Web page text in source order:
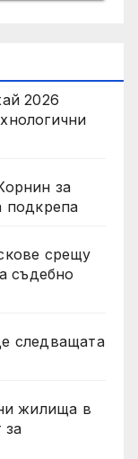
2026
за
подкрепа
срещу
съдебно
следващата
жилища в
за